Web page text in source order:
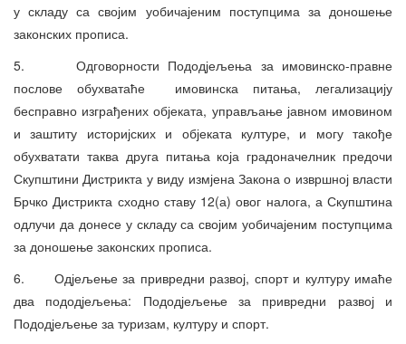
у складу са својим уобичајеним поступцима за доношење
законских прописа.
5. Одговорности Пододјељења за имовинско-правне
послове обухватаће имовинска питања, легализацију
бесправно изграђених објеката, управљање јавном имовином
и заштиту историјских и објеката културе, и могу такође
обухватати таква друга питања која градоначелник предочи
Скупштини Дистрикта у виду измјена Закона о извршној власти
Брчко Дистрикта сходно ставу 12(а) овог налога, а Скупштина
одлучи да донесе у складу са својим уобичајеним поступцима
за доношење законских прописа.
6. Одјељење за привредни развој, спорт и културу имаће
два пододјељења: Пододјељење за привредни развој и
Пододјељење за туризам, културу и спорт.